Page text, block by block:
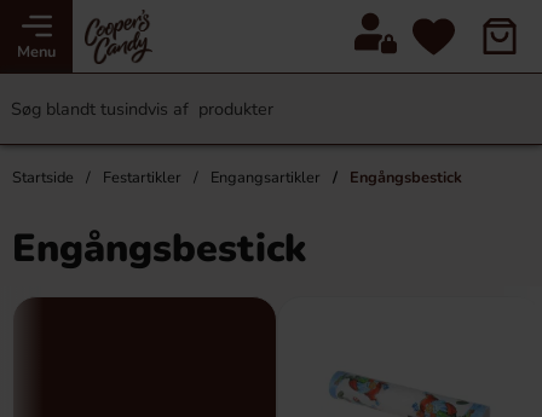
Menu
Startside Festartikler Engangsartikler Engångsbestick
Engångsbestick